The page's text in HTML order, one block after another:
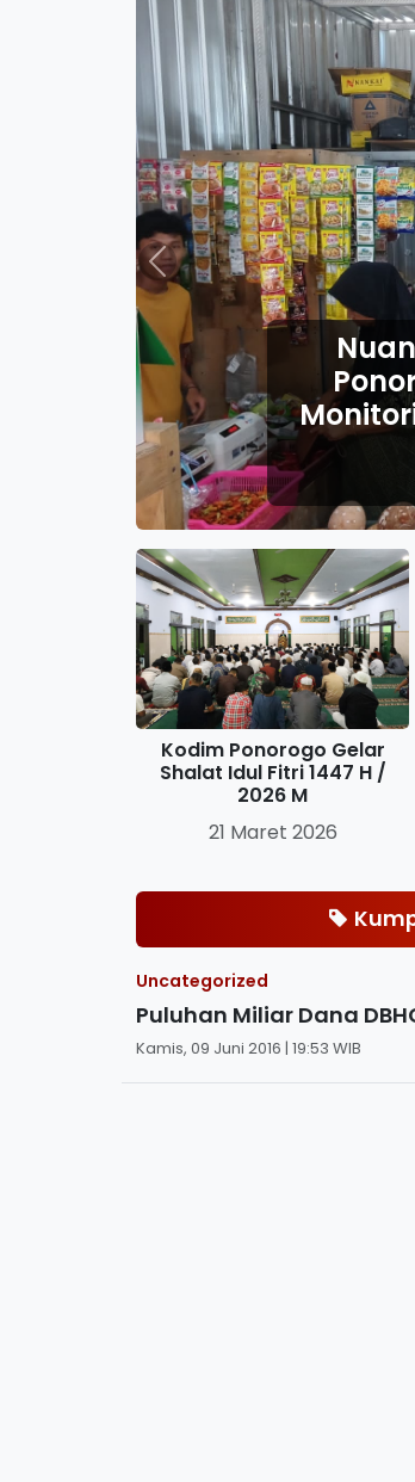
Previous
Kodim Ponorogo Gelar
Shalat Idul Fitri 1447 H /
2026 M
21 Maret 2026
Uncategorized
Puluhan Miliar Dana
Kamis, 09 Juni 2016 | 19:53 WIB